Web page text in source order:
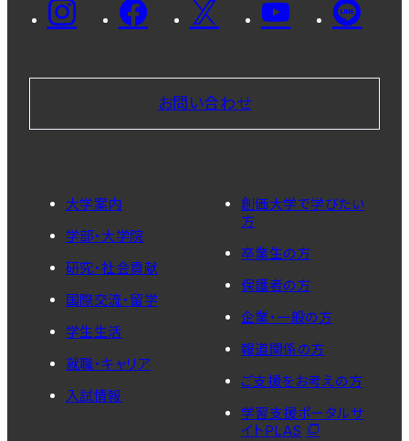
お問い合わせ
大学案内
学部・大学院
研究・社会貢献
国際交流・留学
学生生活
就職・キャリア
入試情報
創価大学で学びたい
方
卒業生の方
保護者の方
企業・一般の方
報道関係の方
ご支援をお考えの方
学習支援ポータルサ
イトPLAS